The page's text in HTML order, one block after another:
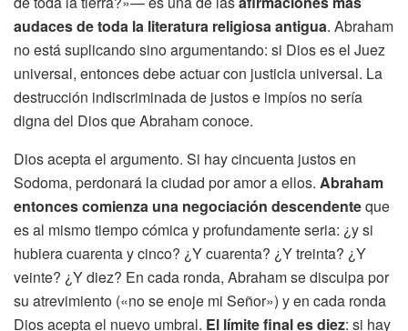
audaces de toda la literatura religiosa antigua. Abraham
no está suplicando sino argumentando: si Dios es el Juez
universal, entonces debe actuar con justicia universal. La
destrucción indiscriminada de justos e impíos no sería
digna del Dios que Abraham conoce.
Dios acepta el argumento. Si hay cincuenta justos en
Sodoma, perdonará la ciudad por amor a ellos. Abraham
entonces comienza una negociación descendenteque
es al mismo tiempo cómica y profundamente seria: ¿y si
hubiera cuarenta y cinco? ¿Y cuarenta? ¿Y treinta? ¿Y
veinte? ¿Y diez? En cada ronda, Abraham se disculpa por
su atrevimiento («no se enoje mi Señor») y en cada ronda
Dios acepta el nuevo umbral. El límite final es diez: si hay